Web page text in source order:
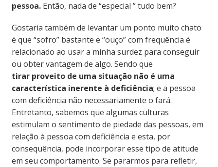
pessoa.Então, nada de “especial ” tudo bem?
Gostaria também de levantar um ponto muito chato
é que “sofro” bastante e “ouço” com frequência é
relacionado ao usar a minha surdez para conseguir
ou obter vantagem de algo. Sendo que
tirar proveito de uma situação não é uma
característica inerente à deficiência; e a pessoa
com deficiência não necessariamente o fará.
Entretanto, sabemos que algumas culturas
estimulam o sentimento de piedade das pessoas, em
relação à pessoa com deficiência e esta, por
conseqüência, pode incorporar esse tipo de atitude
em seu comportamento. Se pararmos para refletir,